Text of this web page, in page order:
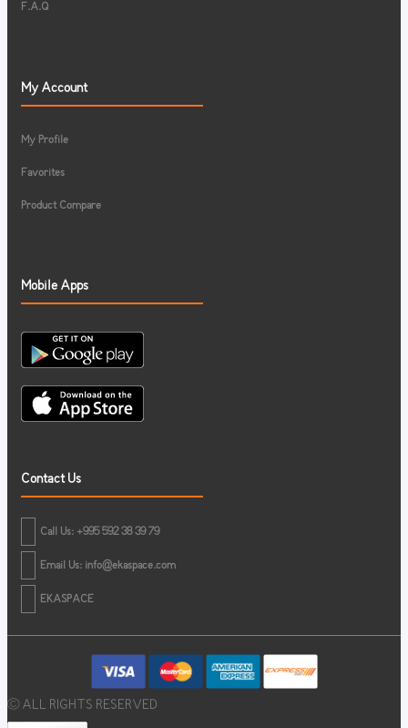
F.A.Q
My Account
My Profile
Favorites
Product Compare
Mobile Apps
Contact Us
Call Us: +995 592 38 39 79
Email Us: info@ekaspace.com
EKASPACE
© ALL RIGHTS RESERVED